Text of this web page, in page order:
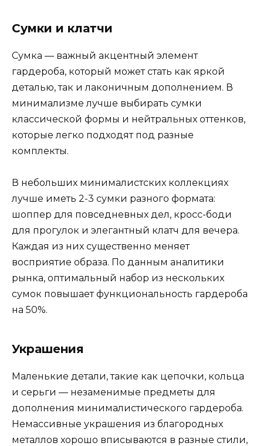
Сумки и клатчи
Сумка — важный акцентный элемент
гардероба, который может стать как яркой
деталью, так и лаконичным дополнением. В
минимализме лучше выбирать сумки
классической формы и нейтральных оттенков,
которые легко подходят под разные
комплекты.
В небольших минималистских коллекциях
лучше иметь 2-3 сумки разного формата:
шоппер для повседневных дел, кросс-боди
для прогулок и элегантный клатч для вечера.
Каждая из них существенно меняет
восприятие образа. По данным аналитики
рынка, оптимальный набор из нескольких
сумок повышает функциональность гардероба
на 50%.
Украшения
Маленькие детали, такие как цепочки, кольца
и серьги — незаменимые предметы для
дополнения минималистического гардероба.
Немассивные украшения из благородных
металлов хорошо вписываются в разные стили,